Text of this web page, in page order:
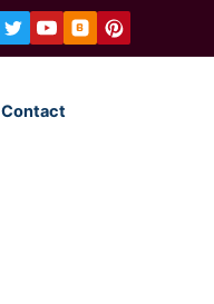
Contact